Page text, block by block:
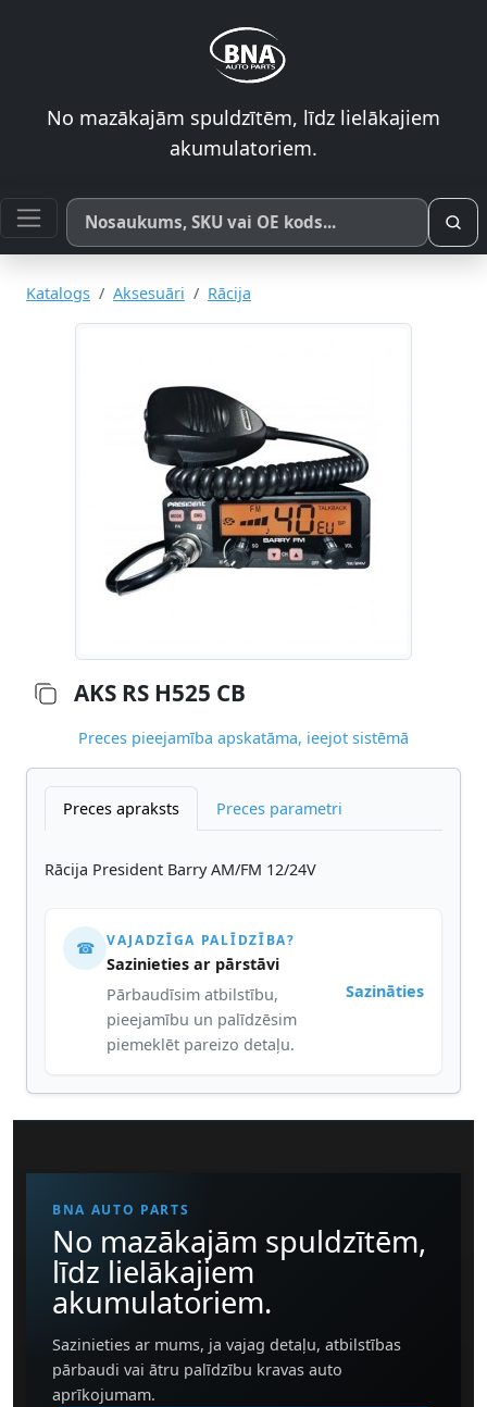
No mazākajām spuldzītēm, līdz lielākajiem
akumulatoriem.
Meklēt pēc produkta nosaukuma, SKU vai OE koda
Katalogs Aksesuāri Rācija
AKS RS H525 CB
Preces pieejamība apskatāma, ieejot sistēmā
Preces apraksts Preces parametri
Rācija President Barry AM/FM 12/24V
☎ VAJADZĪGA PALĪDZĪBA?
Sazinieties ar pārstāvi
Pārbaudīsim atbilstību,
pieejamību un palīdzēsim
piemeklēt pareizo detaļu.
Sazināties
BNA AUTO PARTS
No mazākajām spuldzītēm,
līdz lielākajiem
akumulatoriem.
Sazinieties ar mums, ja vajag detaļu, atbilstības
pārbaudi vai ātru palīdzību kravas auto
aprīkojumam.